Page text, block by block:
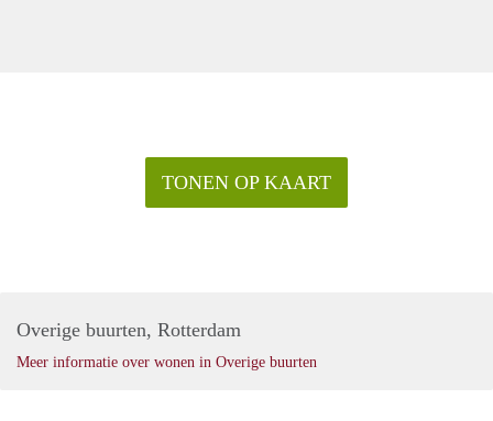
TONEN OP KAART
Overige buurten, Rotterdam
Meer informatie over wonen in Overige buurten